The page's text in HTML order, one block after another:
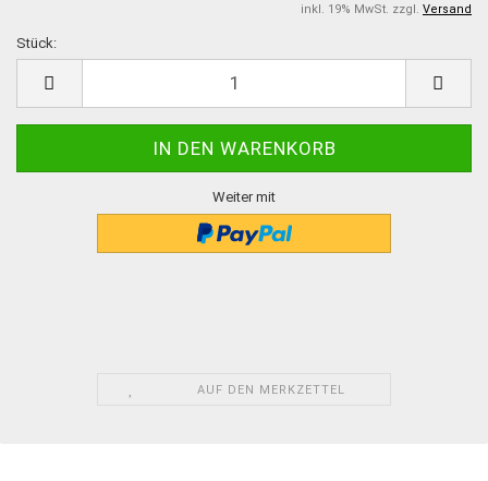
inkl. 19% MwSt. zzgl. Versand
Stück:
Weiter mit
AUF DEN MERKZETTEL